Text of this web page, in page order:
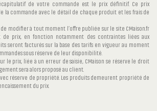
de votre commande est le prix définitif. Ce prix
la commande avec le détail de chaque produit et les frais de
modifier à tout moment l’offre publiée sur le site CMaison.fr
prix, en fonction notamment des contraintes liées aux
seront facturés sur la base des tarifs en vigueur au moment
sous réserve de leur disponibilité.
le prix, liée à un erreur de saisie, CMaison se réserve le droit
sera alors proposé au client.
réserve de propriété. Les produits demeurent propriété de
du prix.